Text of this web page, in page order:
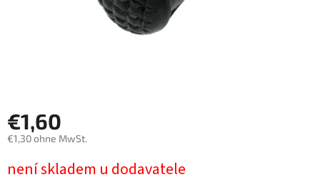
€1,60
€1,30 ohne MwSt.
není skladem u dodavatele